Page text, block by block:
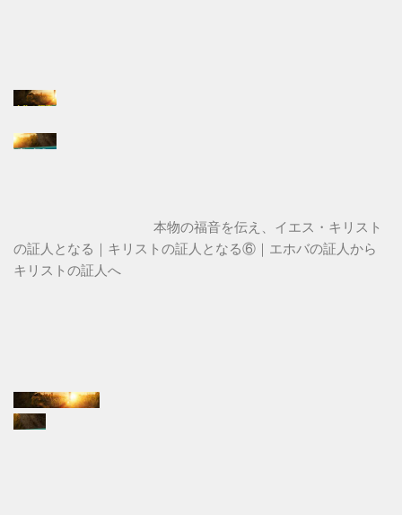
本物の福音を伝え、イエス・キリスト
の証人となる｜キリストの証人となる⑥｜エホバの証人から
キリストの証人へ